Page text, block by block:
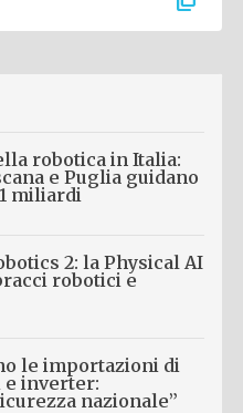
robotica in Italia:
e Puglia guidano
miliardi
2: la Physical AI
robotici e
le importazioni di
e inverter:
nazionale”